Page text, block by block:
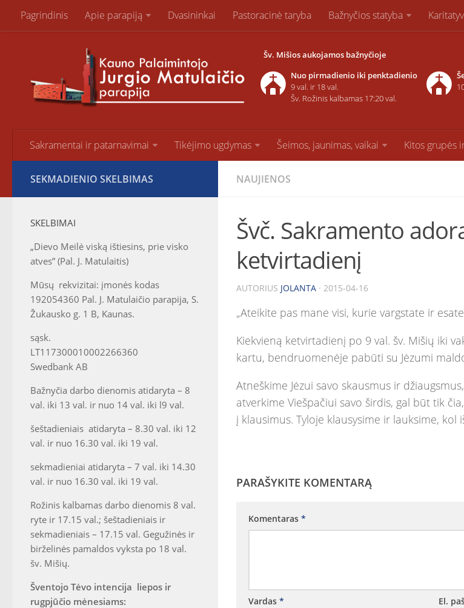
Pagrindinis Apie parapiją Dvasininkai Pastoracinė taryba Bažnyčios statyba
Šv. Mišios aukojamos bažnyčioje
Nuo pirmadienio iki penktadienio
9 val. ir 18 val.
Šv. Rožinis kalbamas 17:20 val.
Sakramentai ir patarnavimai Tikėjimo ugdymas Šeimos, jaunimas, vaikai Kitos grupės
NAUJIENOS
Švč. Sakramento
ketvirtadienį
AUTORIUS JOLANTA · 2015-04-16
„Ateikite pas mane visi, kurie vargstate ir
Kiekvieną ketvirtadienį po 9 val. šv. Mišių iki
kartu, bendruomenėje pabūti su Jėzumi
Atneškime Jėzui savo skausmus ir
atverkime Viešpačiui savo širdis, gal būt tik
į klausimus. Tyloje klausysime ir lauksime, kol
PARAŠYKITE KOMENTARĄ
Komentaras *
Vardas * El.
SEKMADIENIO SKELBIMAS
SKELBIMAI
„Dievo Meilė viską ištiesins, prie visko
atves” (Pal. J. Matulaitis)
Mūsų rekvizitai: įmonės kodas
192054360 Pal. J. Matulaičio parapija, S.
Žukausko g. 1 B, Kaunas.
sąsk.
LT117300010002266360
Swedbank AB
Bažnyčia darbo dienomis atidaryta – 8
val. iki 13 val. ir nuo 14 val. iki l9 val.
šeštadieniais atidaryta – 8.30 val. iki 12
val. ir nuo 16.30 val. iki 19 val.
sekmadieniai atidaryta – 7 val. iki 14.30
val. ir nuo 16.30 val. iki 19 val.
Rožinis kalbamas darbo dienomis 8 val.
ryte ir 17.15 val.; šeštadieniais ir
sekmadieniais – 17.15 val. Gegužinės ir
birželinės pamaldos vyksta po 18 val.
šv. Mišių.
Šventojo Tėvo intencija liepos ir
rugpjūčio mėnesiams: